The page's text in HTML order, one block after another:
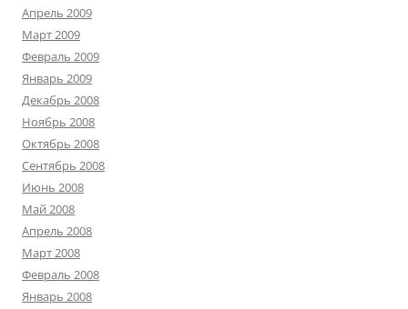
Апрель 2009
Март 2009
Февраль 2009
Январь 2009
Декабрь 2008
Ноябрь 2008
Октябрь 2008
Сентябрь 2008
Июнь 2008
Май 2008
Апрель 2008
Март 2008
Февраль 2008
Январь 2008